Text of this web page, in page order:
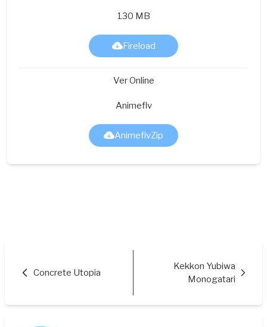
130 MB
Fireload
Ver Online
Animeflv
AnimeflvZip
Concrete Utopia
Kekkon Yubiwa
Monogatari